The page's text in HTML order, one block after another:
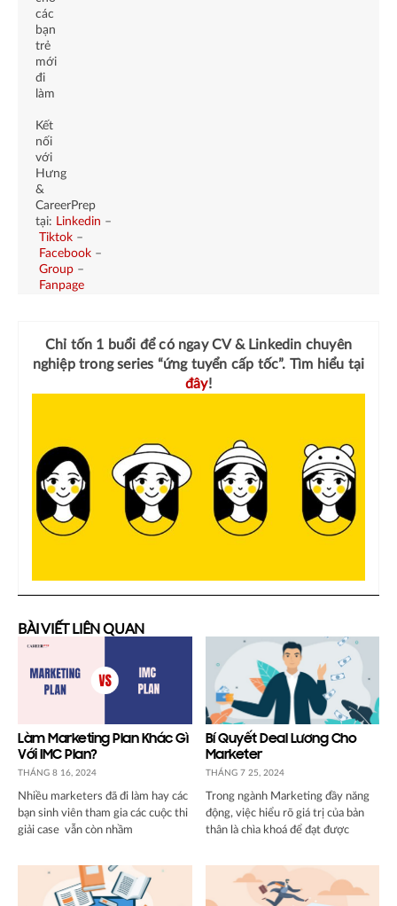
các
bạn
trẻ
mới
đi
làm
Kết
nối
với
Hưng
&
CareerPrep
tại: Linkedin –
Tiktok –
Facebook –
Group –
Fanpage
Chỉ tốn 1 buổi để có ngayCV & Linkedin chuyên
nghiệptrong series “ứng tuyển cấp tốc”. Tìm hiểu tại
đây!
BÀI VIẾT LIÊN QUAN
Làm Marketing Plan Khác Gì
Với IMC Plan?
THÁNG 8 16, 2024
Nhiều marketers đã đi làm hay các
bạn sinh viên tham gia các cuộc thi
giải case vẫn còn nhầm
Bí Quyết Deal Lương Cho
Marketer
THÁNG 7 25, 2024
Trong ngành Marketing đầy năng
động, việc hiểu rõ giá trị của bản
thân là chìa khoá để đạt được